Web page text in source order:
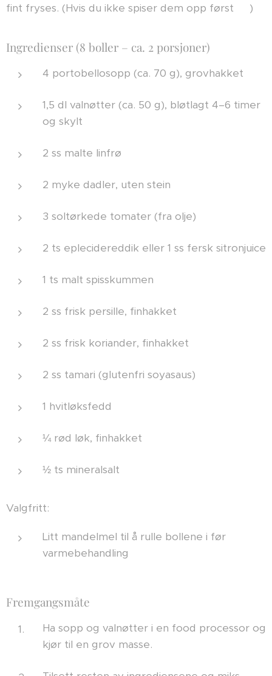
fint fryses. (Hvis du ikke spiser dem opp først 😉)
Ingredienser (8 boller – ca. 2 porsjoner)
4 portobellosopp (ca. 70 g), grovhakket
1,5 dl valnøtter (ca. 50 g), bløtlagt 4–6 timer
og skylt
2 ss malte linfrø
2 myke dadler, uten stein
3 soltørkede tomater (fra olje)
2 ts eplecidereddik eller 1 ss fersk sitronjuice
1 ts malt spisskummen
2 ss frisk persille, finhakket
2 ss frisk koriander, finhakket
2 ss tamari (glutenfri soyasaus)
1 hvitløksfedd
¼ rød løk, finhakket
½ ts mineralsalt
Valgfritt:
Litt mandelmel til å rulle bollene i før
varmebehandling
Fremgangsmåte
Ha sopp og valnøtter i en food processor og
kjør til en grov masse.